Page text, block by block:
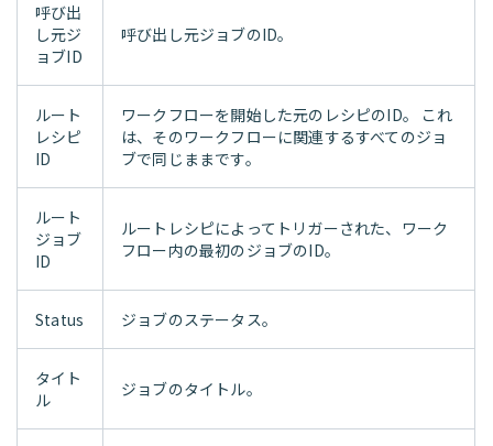
呼び出
し元ジ
ョブID
呼び出し元ジョブのID。
ルート
レシピ
ID
ワークフローを開始した元のレシピのID。 これ
は、そのワークフローに関連するすべてのジョ
ブで同じままです。
ルート
ジョブ
ID
ルートレシピによってトリガーされた、ワーク
フロー内の最初のジョブのID。
Status ジョブのステータス。
タイト
ル
ジョブのタイトル。